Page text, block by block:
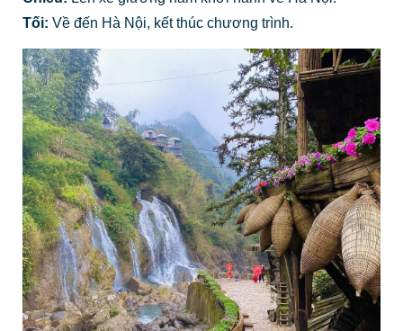
Tối: Về đến Hà Nội, kết thúc chương trình.